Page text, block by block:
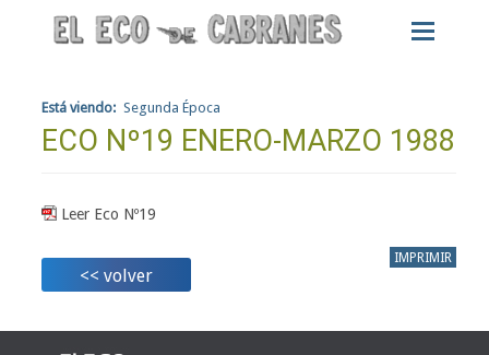
Está viendo: Segunda Época
ECO Nº19 ENERO-MARZO 1988
Leer Eco Nº19
<< volver
IMPRIMIR